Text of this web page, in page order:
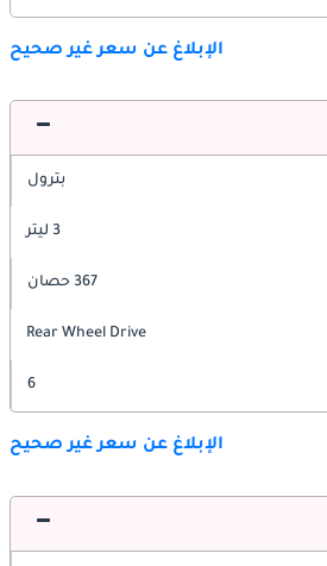
الإبلاغ عن سعر غير صحيح
بترول
3 ليتر
367 حصان
Rear Wheel Drive
6
الإبلاغ عن سعر غير صحيح